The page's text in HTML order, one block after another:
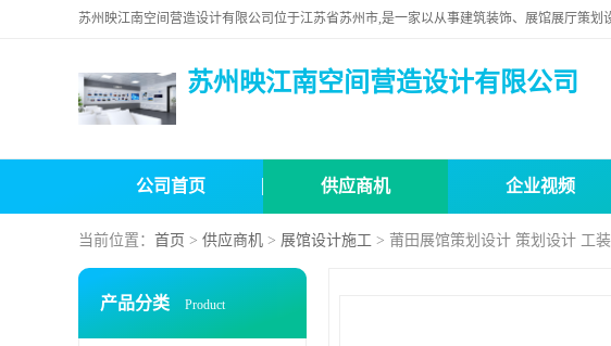
苏州映江南空间营造设计有限公司
公司首页 供应商机 企业视频
当前位置： 首页 > 供应商机 > 展馆设计施工 > 莆田展馆策划设计 策划设计 工
产品分类 Product